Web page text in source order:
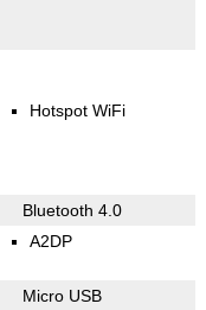
Hotspot WiFi
Bluetooth 4.0
A2DP
Micro USB